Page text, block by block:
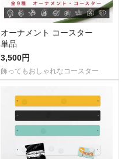
オーナメント コースター
単品
3,500円
飾ってもおしゃれなコースター